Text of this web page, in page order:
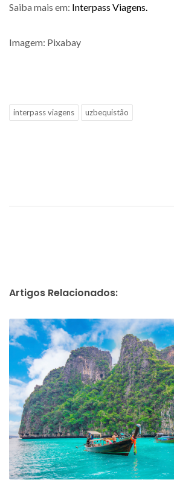
Saiba mais em: Interpass Viagens.
Imagem: Pixabay
interpass viagens uzbequistão
Artigos Relacionados: